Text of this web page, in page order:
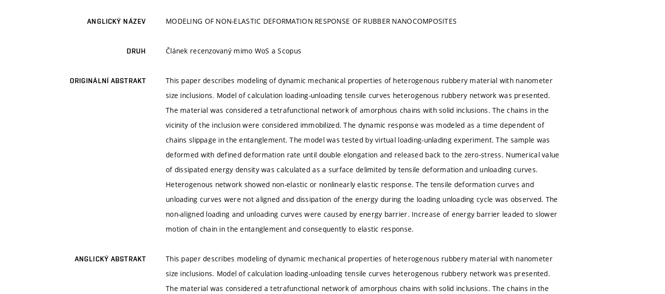
ANGLICKÝ NÁZEV MODELING OF NON-ELASTIC DEFORMATION RESPONSE OF RUBBER NANOCOMPOSITES
DRUH Článek recenzovaný mimo WoS a Scopus
ORIGINÁLNÍ ABSTRAKT
This paper describes modeling of dynamic mechanical properties of heterogenous rubbery material with nanometer
size inclusions. Model of calculation loading-unloading tensile curves heterogenous rubbery network was presented.
The material was considered a tetrafunctional network of amorphous chains with solid inclusions. The chains in the
vicinity of the inclusion were considered immobilized. The dynamic response was modeled as a time dependent of
chains slippage in the entanglement. The model was tested by virtual loading-unlading experiment. The sample was
deformed with defined deformation rate until double elongation and released back to the zero-stress. Numerical value
of dissipated energy density was calculated as a surface delimited by tensile deformation and unloading curves.
Heterogenous network showed non-elastic or nonlinearly elastic response. The tensile deformation curves and
unloading curves were not aligned and dissipation of the energy during the loading unloading cycle was observed. The
non-aligned loading and unloading curves were caused by energy barrier. Increase of energy barrier leaded to slower
motion of chain in the entanglement and consequently to elastic response.
ANGLICKÝ ABSTRAKT
This paper describes modeling of dynamic mechanical properties of heterogenous rubbery material with nanometer
size inclusions. Model of calculation loading-unloading tensile curves heterogenous rubbery network was presented.
The material was considered a tetrafunctional network of amorphous chains with solid inclusions. The chains in the